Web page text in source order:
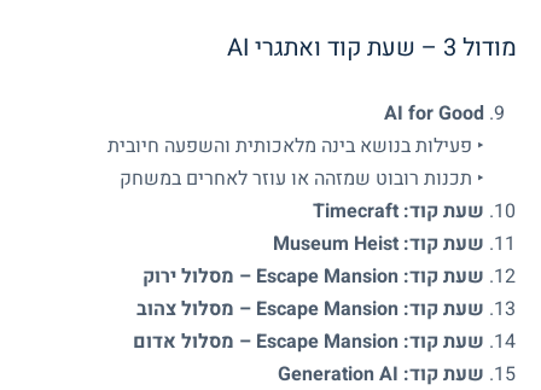
מודול 3 – שעת קוד ואתגרי AI
AI for Good
‣ פעילות בנושא בינה מלאכותית והשפעה חיובית
‣ תכנות רובוט שמזהה או עוזר לאחרים במשחק
שעת קוד: Timecraft
שעת קוד: Museum Heist
שעת קוד: Escape Mansion – מסלול ירוק
שעת קוד: Escape Mansion – מסלול צהוב
שעת קוד: Escape Mansion – מסלול אדום
שעת קוד: Generation AI